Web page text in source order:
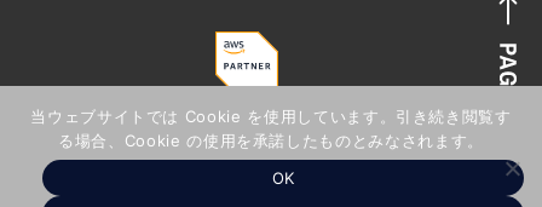
© 2025 ANDGATE Inc.
当ウェブサイトでは Cookie を使用しています。引き続き閲覧す
る場合、Cookie の使用を承諾したものとみなされます。
OK